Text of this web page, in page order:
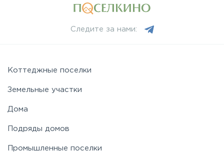
Новорижское
Носовихинское
Следите за нами:
Коттеджные поселки
Земельные участки
Дома
Подряды домов
Промышленные поселки